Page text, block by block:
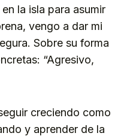
la isla para asumir
vengo a dar mi
Sobre su forma
“Agresivo,
creciendo como
y aprender de la